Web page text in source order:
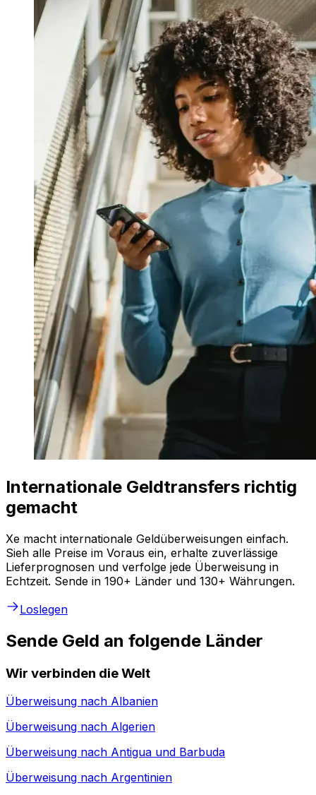
Internationale Geldtransfers richtig
gemacht
Xe macht internationale Geldüberweisungen einfach.
Sieh alle Preise im Voraus ein, erhalte zuverlässige
Lieferprognosen und verfolge jede Überweisung in
Echtzeit. Sende in 190+ Länder und 130+ Währungen.
Loslegen
Sende Geld an folgende Länder
Wir verbinden die Welt
Überweisung nach Albanien
Überweisung nach Algerien
Überweisung nach Antigua und Barbuda
Überweisung nach Argentinien